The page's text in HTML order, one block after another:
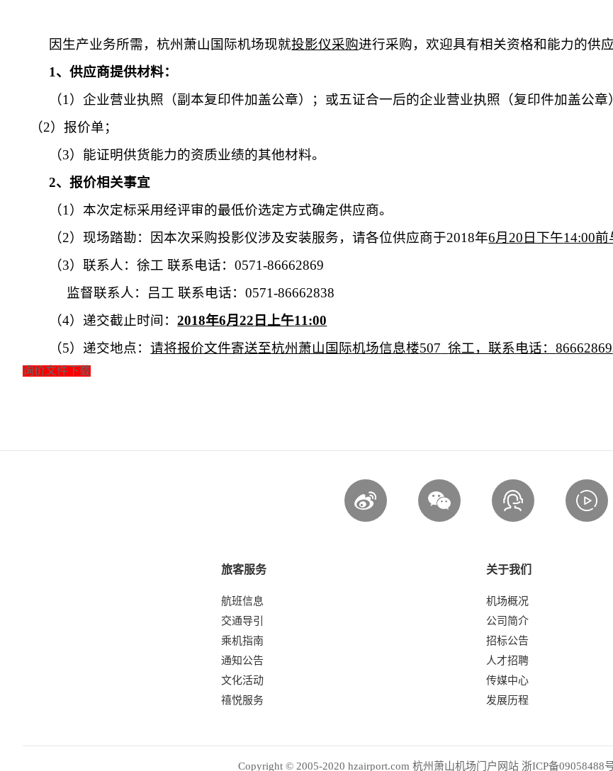
因生产业务所需，杭州萧山国际机场现就投影仪采购进行采购，欢迎具有相关资格和能力的供
1、供应商提供材料：
（1 ）企业营业执照（副本复印件加盖公章）；或五证合一后的企业营业执照（复印件加盖公章
（2）报价单；
（3）能证明供货能力的资质业绩的其他材料。
2、报价相关事宜
（1 ）本次定标采用经评审的最低价选定方式确定供应商。
（2）现场踏勘：因本次采购投影仪涉及安装服务，请各位供应商于2018年6月 20 日下午14:00前
（3）联系人：徐工 联系电话：0571-86662869
监督联系人：吕工 联系电话：0571-86662838
（4）递交截止时间：2018年6月22 日上午11:00
（5）递交地点：请将报价文件寄送至杭州萧山国际机场信息楼507 徐工，联系电话：86662869
询价文件下载
旅客服务
航班信息
交通导引
乘机指南
通知公告
文化活动
禧悦服务
关于我们
机场概况
公司简介
招标公告
人才招聘
传媒中心
发展历程
Copyright © 2005-2020 hzairport.com 杭州萧山机场门户网站 浙ICP备09058488